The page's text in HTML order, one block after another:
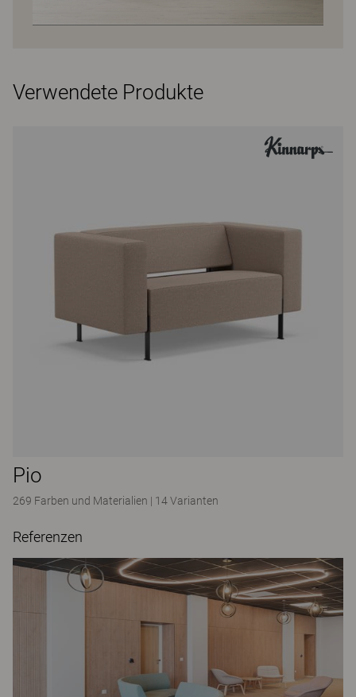
Verwendete Produkte
Pio
269 Farben und Materialien | 14 Varianten
Referenzen